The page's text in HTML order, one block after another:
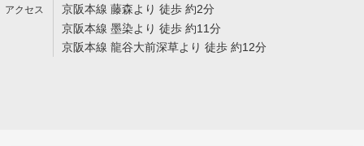
京阪本線 藤森より 徒歩 約2分
京阪本線 墨染より 徒歩 約11分
京阪本線 龍谷大前深草より 徒歩 約12分